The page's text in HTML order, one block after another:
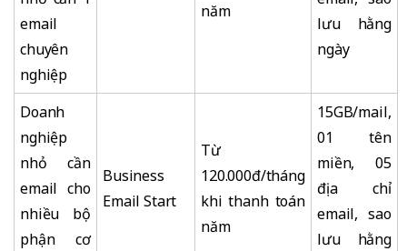
email
chuyên
nghiệp
năm
lưu hằng
ngày
Doanh
nghiệp
nhỏ cần
email cho
nhiều bộ
phận cơ
Business
Email Start
Từ
120.000đ/tháng
khi thanh toán
năm
15GB/mail,
01 tên
miền, 05
địa chỉ
email, sao
lưu hằng